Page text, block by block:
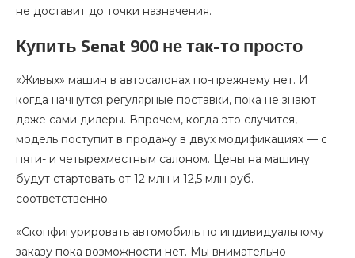
не доставит до точки назначения.
Купить Senat 900 не так-то просто
«Живых» машин в автосалонах по-прежнему нет. И
когда начнутся регулярные поставки, пока не знают
даже сами дилеры. Впрочем, когда это случится,
модель поступит в продажу в двух модификациях — с
пяти- и четырехместным салоном. Цены на машину
будут стартовать от 12 млн и 12,5 млн руб.
соответственно.
«Сконфигурировать автомобиль по индивидуальному
заказу пока возможности нет. Мы внимательно